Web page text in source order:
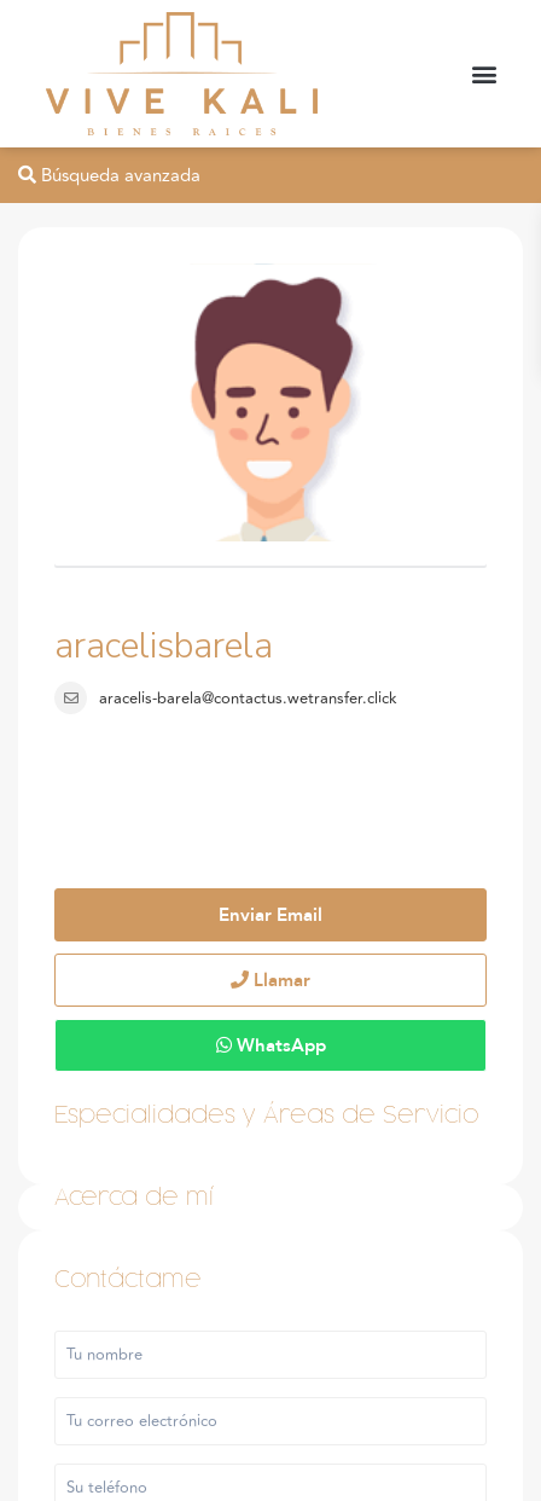
Búsqueda avanzada
aracelisbarela
aracelis-barela@contactus.wetransfer.click
Enviar Email
Llamar
WhatsApp
Especialidades y Áreas de Servicio
Acerca de mí
Contáctame